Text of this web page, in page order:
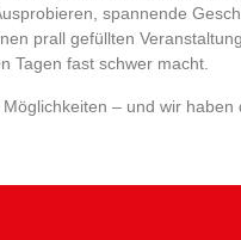
spannende
prall gefüllten
Tagen fast schwer macht.
– und wir haben